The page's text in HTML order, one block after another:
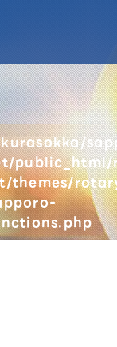
themes/